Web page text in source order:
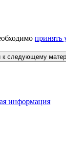
принять
к следующему
информация